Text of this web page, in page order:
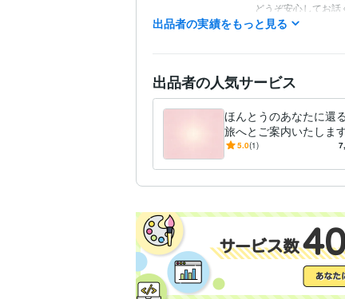
どうぞ安心してお話
得意分野 占い 光に還るため
エネルギー感度 ヒ
マインドリセット
出品者の実績をもっと見る
出品者の人気サービス
ほんとうのあなたに還
旅へとご案内いたしま
んとうのあなたに還る
5.0(1)